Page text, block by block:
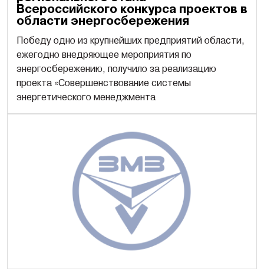
Всероссийского конкурса проектов в
области энергосбережения
Победу одно из крупнейших предприятий области,
ежегодно внедряющее мероприятия по
энергосбережению, получило за реализацию
проекта «Совершенствование системы
энергетического менеджмента